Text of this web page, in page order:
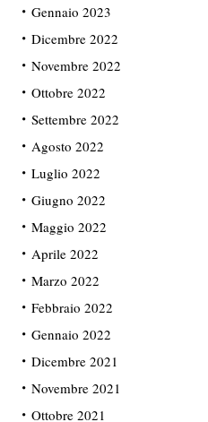
Gennaio 2023
Dicembre 2022
Novembre 2022
Ottobre 2022
Settembre 2022
Agosto 2022
Luglio 2022
Giugno 2022
Maggio 2022
Aprile 2022
Marzo 2022
Febbraio 2022
Gennaio 2022
Dicembre 2021
Novembre 2021
Ottobre 2021